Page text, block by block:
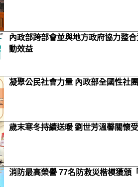
內政部跨部會並與地方政府協力整
動效益
凝聚公民社會力量 內政部全國性社
歲末寒冬持續送暖 劉世芳溫馨關懷
消防最高榮譽 77名防救災楷模獲頒「